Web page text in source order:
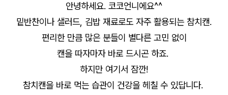
안녕하세요. 코코언니에요^^
밑반찬이나 샐러드, 김밥 재료로도 자주 활용되는 참치캔.
편리한 만큼 많은 분들이 별다른 고민 없이
캔을 따자마자 바로 드시곤 하죠.
하지만 여기서 잠깐!
참치캔을 바로 먹는 습관이 건강을 헤칠 수 있답니다.